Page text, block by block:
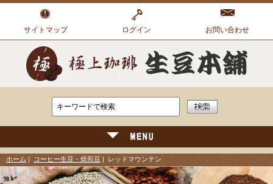
サイトマップ ログイン お問い合わせ
ホーム コーヒー生豆・焙煎豆 | レッドマウンテン